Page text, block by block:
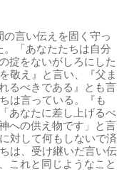
言い伝えを固く守っ
「あなたたちは自分
掟をないがしろにした
敬え』と言い、『父ま
るべきである』とも言
は言っている。『も
あなたに差し上げるべ
への供え物です」と言
対して何もしないで済
は、受け継いだ言い伝
これと同じようなこと